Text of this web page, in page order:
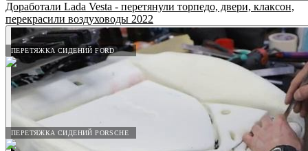
ПЕРЕТЯЖКА СИДЕНИЙ FORD
ПЕРЕТЯЖКА СИДЕНИЙ PORSCHE
Доработали Lada Vesta - перетянули торпедо, двери, клаксон,
перекрасили воздуховоды 2022